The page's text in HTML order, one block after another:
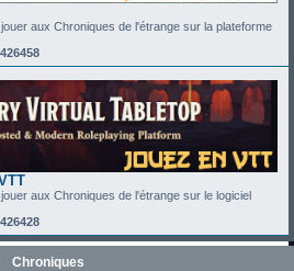
aux Chroniques de l'étrange sur la plateforme
426458
aux Chroniques de l'étrange sur le logiciel
426428
Chroniques